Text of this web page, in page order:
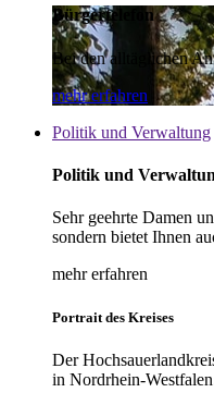
Bürgertelefon
Bei den alltäglichen
mehr erfahren
Politik und Verwaltung
Politik und
Sehr geehrte Damen
sondern bietet Ihnen
mehr erfahren
Portrait des Kreises
Der
in Nordrhein-